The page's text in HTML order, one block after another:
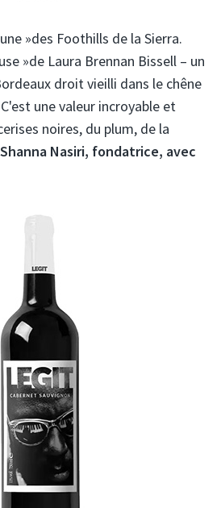
»des Foothills de la Sierra.
»de Laura Brennan Bissell – un
droit vieilli dans le chêne
une valeur incroyable et
noires, du plum, de la
Nasiri, fondatrice, avec